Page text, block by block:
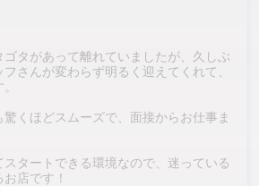
ゴタがあって離れていましたが、久しぶ
さんが変わらず明るく迎えてくれて、
くほどスムーズで、面接からお仕事ま
タートできる環境なので、迷っている
店です！